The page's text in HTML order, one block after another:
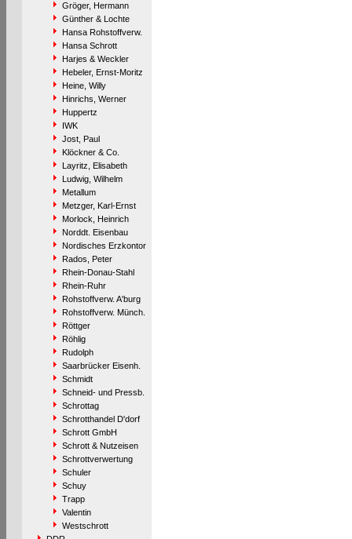
Gröger, Hermann
Günther & Lochte
Hansa Rohstoffverw.
Hansa Schrott
Harjes & Weckler
Hebeler, Ernst-Moritz
Heine, Willy
Hinrichs, Werner
Huppertz
IWK
Jost, Paul
Klöckner & Co.
Layritz, Elisabeth
Ludwig, Wilhelm
Metallum
Metzger, Karl-Ernst
Morlock, Heinrich
Norddt. Eisenbau
Nordisches Erzkontor
Rados, Peter
Rhein-Donau-Stahl
Rhein-Ruhr
Rohstoffverw. A'burg
Rohstoffverw. Münch.
Röttger
Röhlig
Rudolph
Saarbrücker Eisenh.
Schmidt
Schneid- und Pressb.
Schrottag
Schrotthandel D'dorf
Schrott GmbH
Schrott & Nutzeisen
Schrottverwertung
Schuler
Schuy
Trapp
Valentin
Westschrott